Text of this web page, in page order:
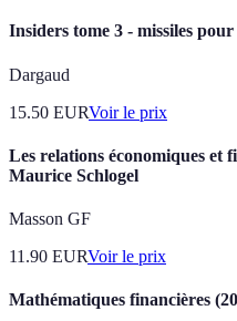
Insiders tome 3 - missiles
Dargaud
15.50 EURVoir le prix
Les relations économiques et
Maurice Schlogel
Masson GF
11.90 EURVoir le prix
Mathématiques financières